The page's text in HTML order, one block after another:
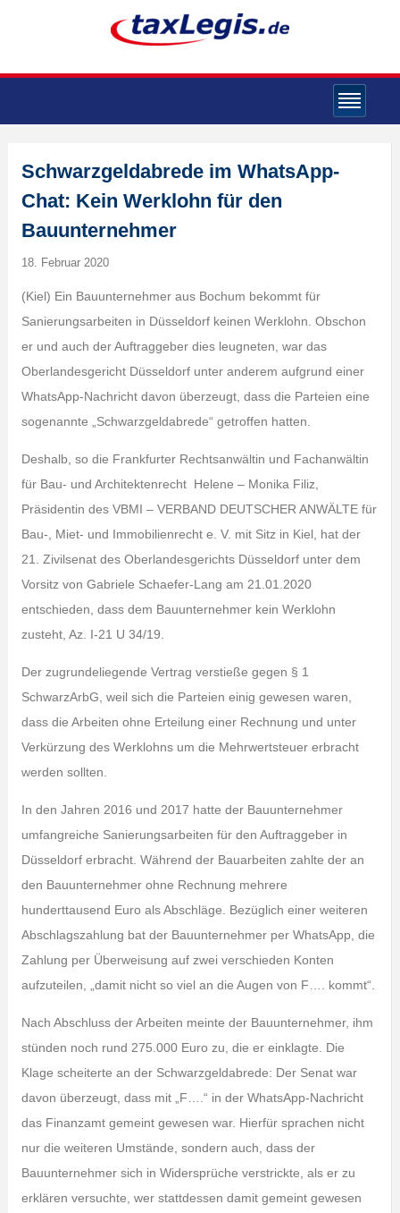
Schwarzgeldabrede im WhatsApp-
Chat: Kein Werklohn für den
Bauunternehmer
18. Februar 2020
(Kiel) Ein Bauunternehmer aus Bochum bekommt für
Sanierungsarbeiten in Düsseldorf keinen Werklohn. Obschon
er und auch der Auftraggeber dies leugneten, war das
Oberlandesgericht Düsseldorf unter anderem aufgrund einer
WhatsApp-Nachricht davon überzeugt, dass die Parteien eine
sogenannte „Schwarzgeldabrede“ getroffen hatten.
Deshalb, so die Frankfurter Rechtsanwältin und Fachanwältin
für Bau- und Architektenrecht Helene – Monika Filiz,
Präsidentin des VBMI – VERBAND DEUTSCHER ANWÄLTE für
Bau-, Miet- und Immobilienrecht e. V. mit Sitz in Kiel, hat der
21. Zivilsenat des Oberlandesgerichts Düsseldorf unter dem
Vorsitz von Gabriele Schaefer-Lang am 21.01.2020
entschieden, dass dem Bauunternehmer kein Werklohn
zusteht, Az. I-21 U 34/19.
Der zugrundeliegende Vertrag verstieße gegen § 1
SchwarzArbG, weil sich die Parteien einig gewesen waren,
dass die Arbeiten ohne Erteilung einer Rechnung und unter
Verkürzung des Werklohns um die Mehrwertsteuer erbracht
werden sollten.
In den Jahren 2016 und 2017 hatte der Bauunternehmer
umfangreiche Sanierungsarbeiten für den Auftraggeber in
Düsseldorf erbracht. Während der Bauarbeiten zahlte der an
den Bauunternehmer ohne Rechnung mehrere
hunderttausend Euro als Abschläge. Bezüglich einer weiteren
Abschlagszahlung bat der Bauunternehmer per WhatsApp, die
Zahlung per Überweisung auf zwei verschieden Konten
aufzuteilen, „damit nicht so viel an die Augen von F…. kommt“.
Nach Abschluss der Arbeiten meinte der Bauunternehmer, ihm
stünden noch rund 275.000 Euro zu, die er einklagte. Die
Klage scheiterte an der Schwarzgeldabrede: Der Senat war
davon überzeugt, dass mit „F….“ in der WhatsApp-Nachricht
das Finanzamt gemeint gewesen war. Hierfür sprachen nicht
nur die weiteren Umstände, sondern auch, dass der
Bauunternehmer sich in Widersprüche verstrickte, als er zu
erklären versuchte, wer stattdessen damit gemeint gewesen